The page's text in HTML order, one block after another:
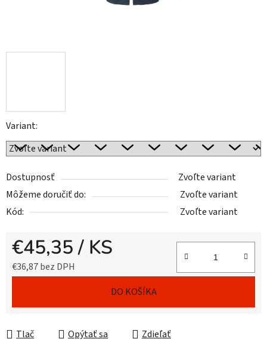
Variant:
Dostupnosť
Zvoľte variant
Môžeme doručiť do:
Zvoľte variant
Kód:
Zvoľte variant
€45,35/ KS
€36,87 bez DPH
DO KOŠÍKA
Tlač Opýtať sa Zdieľať